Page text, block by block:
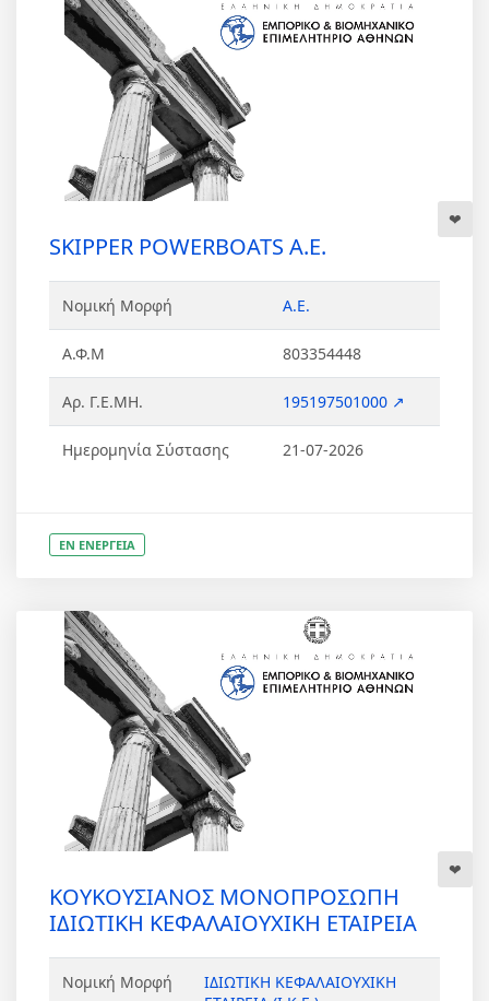
SKIPPER POWERBOATS Α.Ε.
Νομική Μορφή Α.Ε.
Α.Φ.Μ 803354448
Αρ. Γ.Ε.ΜΗ. 195197501000 ↗
Ημερομηνία Σύστασης 21-07-2026
ΕΝ ΕΝΕΡΓΕΙΑ
ΚΟΥΚΟΥΣΙΑΝΟΣ ΜΟΝΟΠΡΟΣΩΠΗ
ΙΔΙΩΤΙΚΗ ΚΕΦΑΛΑΙΟΥΧΙΚΗ ΕΤΑΙΡΕΙΑ
Νομική Μορφή
ΙΔΙΩΤΙΚΗ ΚΕΦΑΛΑΙΟΥΧΙΚΗ